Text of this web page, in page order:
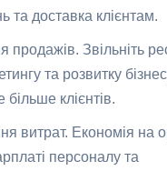
та доставка клієнтам.
продажів. Звільніть
та розвитку
більше клієнтів.
витрат. Економія на
персоналу та